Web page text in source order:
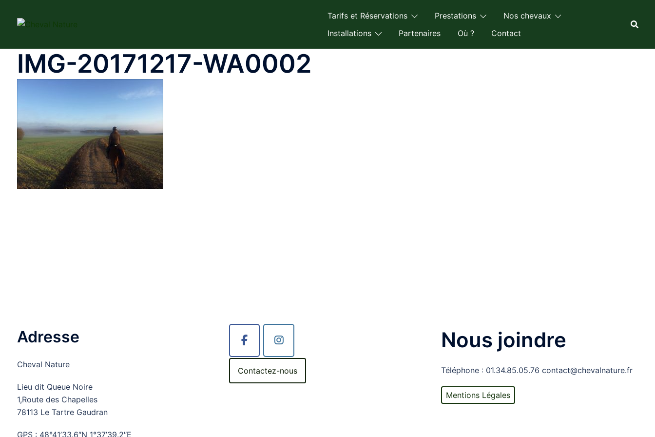
Tarifs et Réservations Prestations
Nos chevaux
Installations
Partenaires Où ? Contact
IMG-20171217-WA0002
Adresse
Cheval Nature
Lieu dit Queue Noire
1,Route des Chapelles
78113 Le Tartre Gaudran
GPS : 48°41’33.6″N 1°37’39.2″E
Contactez-nous
Nous joindre
Téléphone : 01.34.85.05.76 contact@chevalnature.fr
Mentions Légales